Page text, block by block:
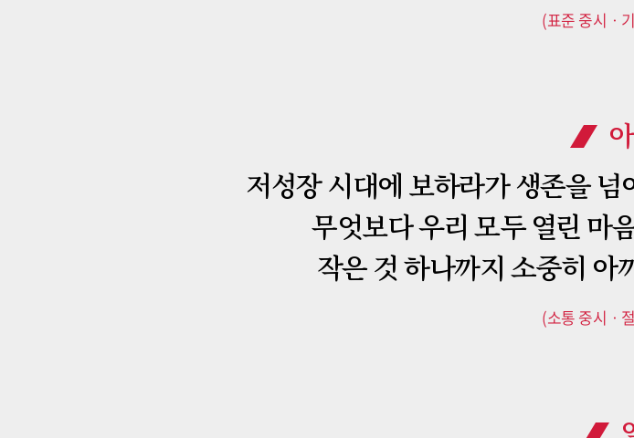
(표준 중시ㆍ
저성장 시대에 보하라가 생존을 넘
무엇보다 우리 모두 열린 마
작은 것 하나까지 소중히 아
(소통 중시ㆍ